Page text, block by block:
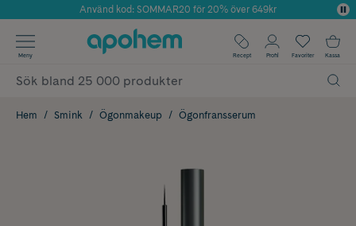
Årets Butik 2025 inom Skönhet
Använd kod: SOMMAR20 för 20% över 649kr
✓ Fri frakt
✓ Poäng på alla köp*
Meny Recept Profil Favoriter Kassa
Hem Smink Ögonmakeup Ögonfransserum